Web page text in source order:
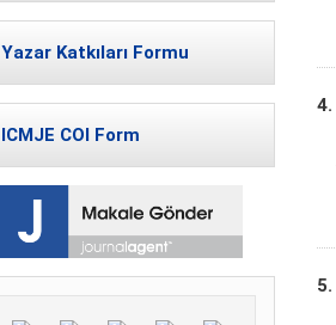
Yazar Katkıları Formu
ICMJE COI Form
4.
5.